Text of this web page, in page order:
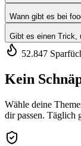
Wann gibt es bei
Gibt es einen Trick,
52.847
Kein
Wähle deine
dir passen. Täglich